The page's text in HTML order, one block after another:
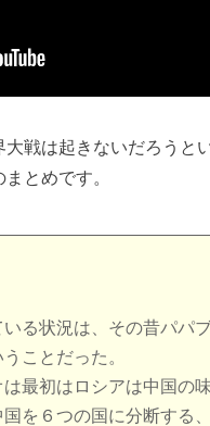
戦は起きないだろうと
とめです。
る状況は、その昔パパ
ことだった。
最初はロシアは中国の味
を６つの国に分断する